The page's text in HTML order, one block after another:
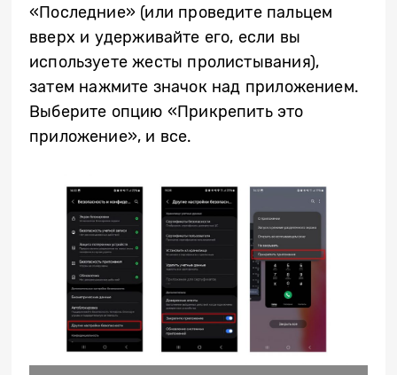
«Последние» (или проведите пальцем
вверх и удерживайте его, если вы
используете жесты пролистывания),
затем нажмите значок над приложением.
Выберите опцию «Прикрепить это
приложение», и все.